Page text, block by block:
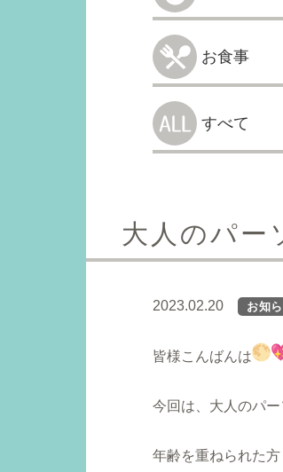
お食事
すべて
大人のパー
2023.02.20 お知
皆様こんばんは
今回は、大人のパ
年齢を重ねられた